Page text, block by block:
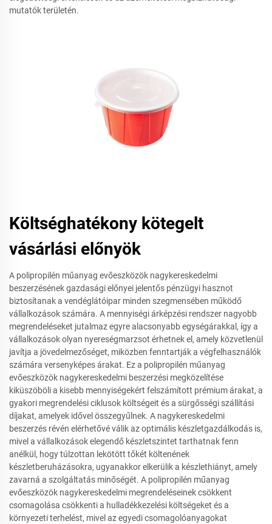
mutatók területén.
Költséghatékony kötegelt
vásárlási előnyök
A polipropilén műanyag evőeszközök nagykereskedelmi
beszerzésének gazdasági előnyei jelentős pénzügyi hasznot
biztosítanak a vendéglátóipar minden szegmensében működő
vállalkozások számára. A mennyiségi árképzési rendszer nagyobb
megrendeléseket jutalmaz egyre alacsonyabb egységárakkal, így a
vállalkozások olyan nyereségmarzsot érhetnek el, amely közvetlenül
javítja a jövedelmezőséget, miközben fenntartják a végfelhasználók
számára versenyképes árakat. Ez a polipropilén műanyag
evőeszközök nagykereskedelmi beszerzési megközelítése
kiküszöböli a kisebb mennyiségekért felszámított prémium árakat, a
gyakori megrendelési ciklusok költségeit és a sürgősségi szállítási
díjakat, amelyek idővel összegyűlnek. A nagykereskedelmi
beszerzés révén elérhetővé válik az optimális készletgazdálkodás is,
mivel a vállalkozások elegendő készletszintet tarthatnak fenn
anélkül, hogy túlzottan lekötött tőkét költenének
készletberuházásokra, ugyanakkor elkerülik a készlethiányt, amely
zavarná a szolgáltatás minőségét. A polipropilén műanyag
evőeszközök nagykereskedelmi megrendeléseinek csökkent
csomagolása csökkenti a hulladékkezelési költségeket és a
környezeti terhelést, mivel az egyedi csomagolóanyagokat